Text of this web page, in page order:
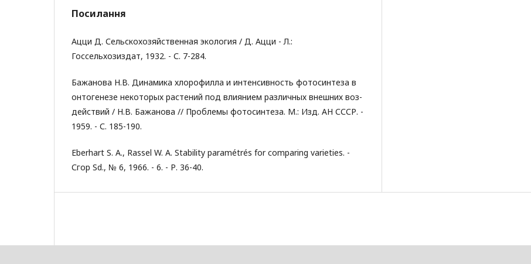
Посилання
Ацци Д. Сельскохозяйственная экология / Д. Ацци - Л.:
Госсельхозиздат, 1932. - С. 7-284.
Бажанова Н.В. Динамика хлорофилла и интенсивность фотосинтеза в
онтогенезе некоторых растений под влиянием различных внешних воз-
действий / Н.В. Бажанова // Проблемы фотосинтеза. М.: Изд. АН СССР. -
1959. - С. 185-190.
Eberhart S. A., Rassel W. A. Stability paramétrés for comparing varieties. -
Сгор Sd., № 6, 1966. - 6. - Р. 36-40.